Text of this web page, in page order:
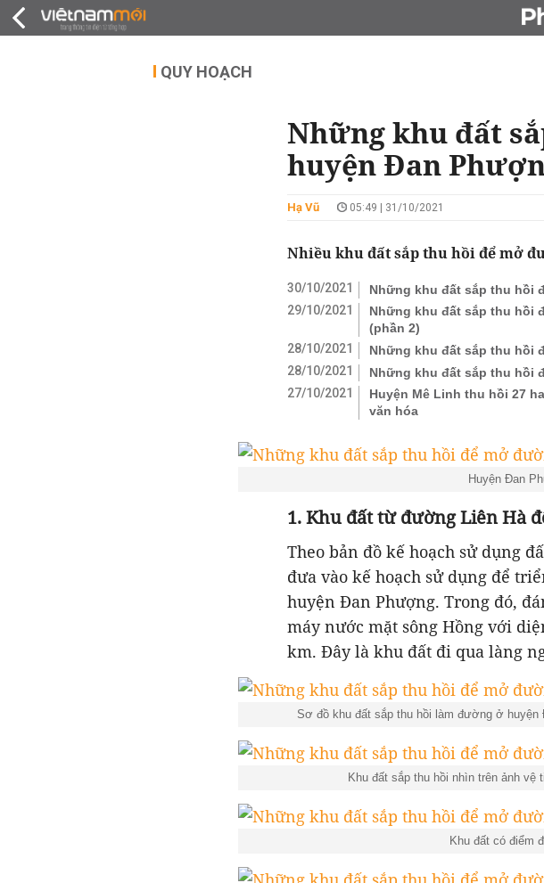
ĐẤU
QUY HOẠCH
Những khu đất
huyện Đan
Hạ Vũ 05:49 | 31/10/2021
Nhiều khu đất sắp thu hồi để mở
30/10/2021
Những khu đất sắp thu hồi
29/10/2021
Những khu đất sắp thu hồi
(phần 2)
28/10/2021
Những khu đất sắp thu hồi
28/10/2021
Những khu đất sắp thu hồi
27/10/2021
Huyện Mê Linh thu hồi 27
văn hóa
Huyện Đan
1. Khu đất từ đường Liên Hà
Theo bản đồ kế hoạch sử dụng
đưa vào kế hoạch sử dụng để
huyện Đan Phượng. Trong đó,
máy nước mặt sông Hồng với
km. Đây là khu đất đi qua làng
Sơ đồ khu đất sắp thu hồi làm đường ở huyện
Khu đất sắp thu hồi nhìn trên ảnh vệ
Khu đất có điểm